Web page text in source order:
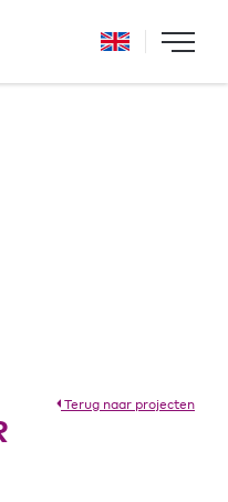
Terug naar projecten